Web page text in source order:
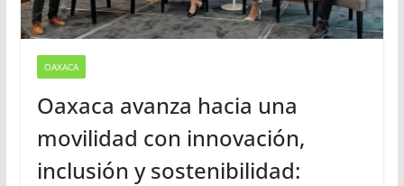
OAXACA
Oaxaca avanza hacia una
movilidad con innovación,
inclusión y sostenibilidad: